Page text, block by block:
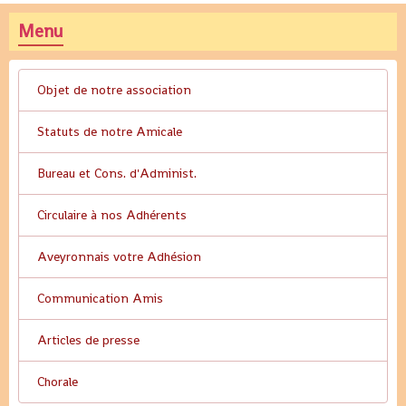
Menu
Objet de notre association
Statuts de notre Amicale
Bureau et Cons. d'Administ.
Circulaire à nos Adhérents
Aveyronnais votre Adhésion
Communication Amis
Articles de presse
Chorale